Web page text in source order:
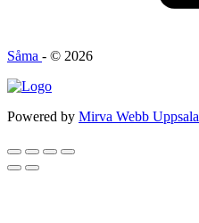
Såma - © 2026
Powered by Mirva Webb Uppsala